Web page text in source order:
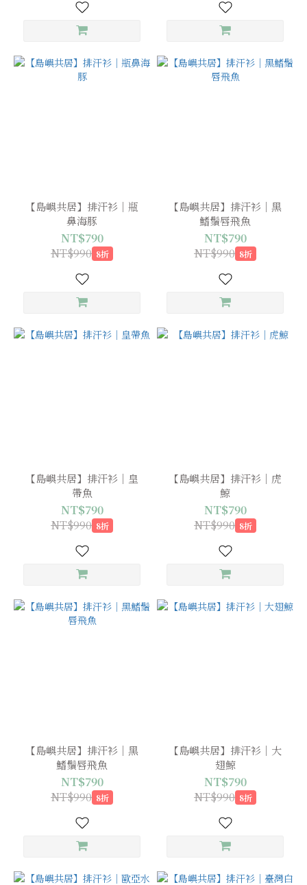
【島嶼共居】排汗衫｜瓶
鼻海豚
NT$790
NT$990 8折
【島嶼共居】排汗衫｜黑
鰭鬚唇飛魚
NT$790
NT$990 8折
【島嶼共居】排汗衫｜皇
帶魚
NT$790
NT$990 8折
【島嶼共居】排汗衫｜虎
鯨
NT$790
NT$990 8折
【島嶼共居】排汗衫｜黑
鰭鬚唇飛魚
NT$790
NT$990 8折
【島嶼共居】排汗衫｜大
翅鯨
NT$790
NT$990 8折